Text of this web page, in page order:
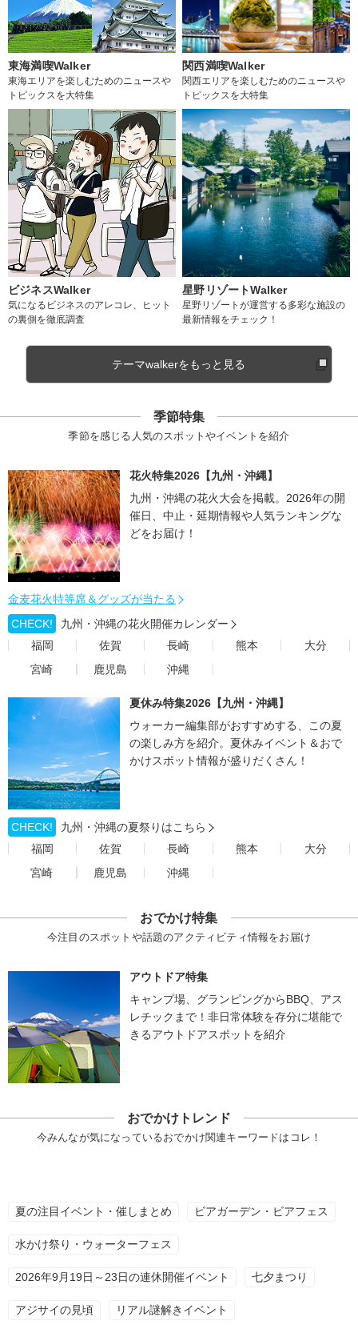
東海満喫Walker
東海エリアを楽しむためのニュースや
トピックスを大特集
関西満喫Walker
関西エリアを楽しむためのニュースや
トピックスを大特集
ビジネスWalker
気になるビジネスのアレコレ、ヒット
の裏側を徹底調査
星野リゾートWalker
星野リゾートが運営する多彩な施設の
最新情報をチェック！
テーマwalkerをもっと見る
季節特集
季節を感じる人気のスポットやイベントを紹介
花火特集2026【九州・沖縄】
九州・沖縄の花火大会を掲載。2026年の開
催日、中止・延期情報や人気ランキングな
どをお届け！
金麦花火特等席＆グッズが当たる
CHECK!
九州・沖縄の花火開催カレンダー
福岡
佐賀 長崎 熊本
大分
宮崎
鹿児島 沖縄
夏休み特集2026【九州・沖縄】
ウォーカー編集部がおすすめする、この夏
の楽しみ方を紹介。夏休みイベント＆おで
かけスポット情報が盛りだくさん！
CHECK!
九州・沖縄の夏祭りはこちら
福岡
佐賀 長崎 熊本
大分
宮崎
鹿児島 沖縄
おでかけ特集
今注目のスポットや話題のアクティビティ情報をお届け
アウトドア特集
キャンプ場、グランピングからBBQ、アス
レチックまで！非日常体験を存分に堪能で
きるアウトドアスポットを紹介
おでかけトレンド
今みんなが気になっているおでかけ関連キーワードはコレ！
夏の注目イベント・催しまとめ ビアガーデン・ビアフェス
水かけ祭り・ウォーターフェス
2026年9月19日～23日の連休開催イベント 七夕まつり
アジサイの見頃 リアル謎解きイベント